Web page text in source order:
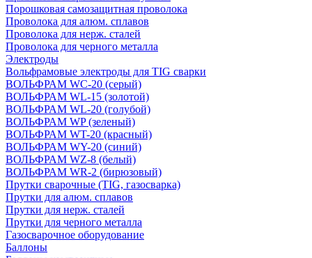
Порошковая самозащитная проволока
Проволока для алюм. сплавов
Проволока для нерж. сталей
Проволока для черного металла
Электроды
Вольфрамовые электроды для TIG сварки
ВОЛЬФРАМ WC-20 (серый)
ВОЛЬФРАМ WL-15 (золотой)
ВОЛЬФРАМ WL-20 (голубой)
ВОЛЬФРАМ WP (зеленый)
ВОЛЬФРАМ WT-20 (красный)
ВОЛЬФРАМ WY-20 (синий)
ВОЛЬФРАМ WZ-8 (белый)
ВОЛЬФРАМ WR-2 (бирюзовый)
Прутки сварочные (TIG, газосварка)
Прутки для алюм. сплавов
Прутки для нерж. сталей
Прутки для черного металла
Газосварочное оборудование
Баллоны